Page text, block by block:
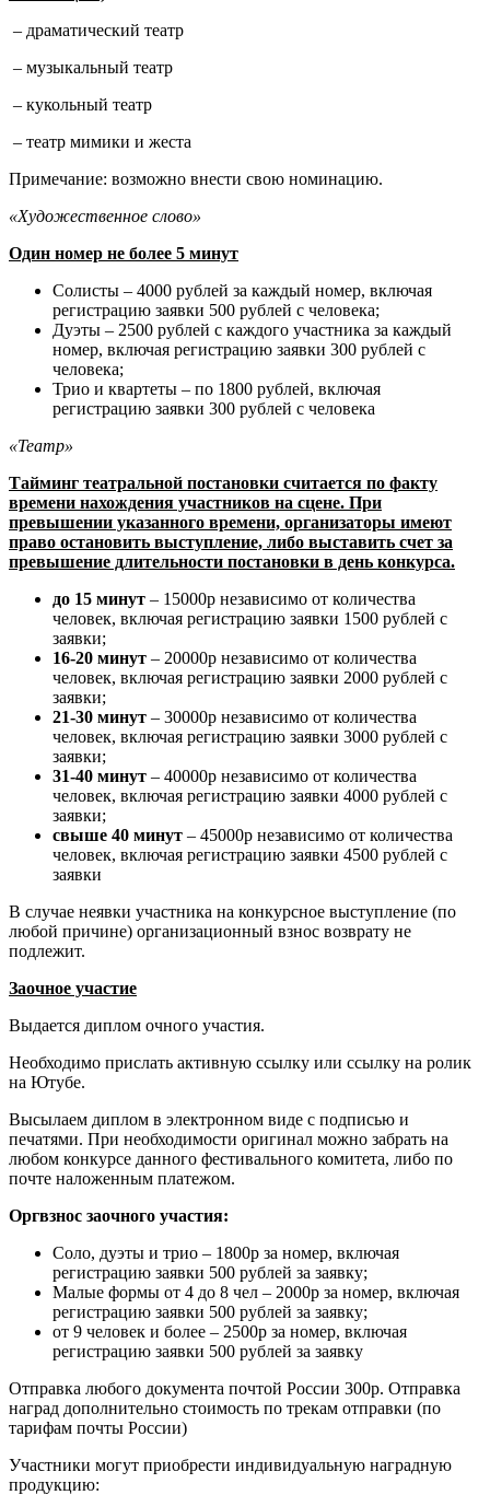
– драматический театр
– музыкальный театр
– кукольный театр
– театр мимики и жеста
Примечание: возможно внести свою номинацию.
«Художественное слово»
Один номер не более 5 минут
Солисты – 4000 рублей за каждый номер, включая
регистрацию заявки 500 рублей с человека;
Дуэты – 2500 рублей с каждого участника за каждый
номер, включая регистрацию заявки 300 рублей с
человека;
Трио и квартеты – по 1800 рублей, включая
регистрацию заявки 300 рублей с человека
«Театр»
Тайминг театральной постановки считается по факту
времени нахождения участников на сцене. При
превышении указанного времени, организаторы имеют
право остановить выступление, либо выставить счет за
превышение длительности постановки в день конкурса.
до 15 минут – 15000р независимо от количества
человек, включая регистрацию заявки 1500 рублей с
заявки;
16-20 минут – 20000р независимо от количества
человек, включая регистрацию заявки 2000 рублей с
заявки;
21-30 минут – 30000р независимо от количества
человек, включая регистрацию заявки 3000 рублей с
заявки;
31-40 минут – 40000р независимо от количества
человек, включая регистрацию заявки 4000 рублей с
заявки;
свыше 40 минут – 45000р независимо от количества
человек, включая регистрацию заявки 4500 рублей с
заявки
В случае неявки участника на конкурсное выступление (по
любой причине) организационный взнос возврату не
подлежит.
Заочное участие
Выдается диплом очного участия.
Необходимо прислать активную ссылку или ссылку на ролик
на Ютубе.
Высылаем диплом в электронном виде с подписью и
печатями. При необходимости оригинал можно забрать на
любом конкурсе данного фестивального комитета, либо по
почте наложенным платежом.
Оргвзнос заочного участия:
Соло, дуэты и трио – 1800р за номер, включая
регистрацию заявки 500 рублей за заявку;
Малые формы от 4 до 8 чел – 2000р за номер, включая
регистрацию заявки 500 рублей за заявку;
от 9 человек и более – 2500р за номер, включая
регистрацию заявки 500 рублей за заявку
Отправка любого документа почтой России 300р. Отправка
наград дополнительно стоимость по трекам отправки (по
тарифам почты России)
Участники могут приобрести индивидуальную наградную
продукцию: